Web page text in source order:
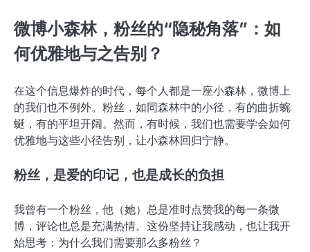
微博小森林，粉丝的“隐秘角落”：如
何优雅地与之告别？
在这个信息爆炸的时代，每个人都是一座小森林，微博上
的我们也不例外。粉丝，如同森林中的小径，有的曲折蜿
蜒，有的平坦开阔。然而，有时候，我们也需要学会如何
优雅地与这些小径告别，让小森林回归宁静。
粉丝，是爱的印记，也是成长的负担
我曾有一个粉丝，他（她）总是准时点赞我的每一条微
博，评论也总是充满热情。这份坚持让我感动，也让我开
始思考：为什么我们需要那么多粉丝？